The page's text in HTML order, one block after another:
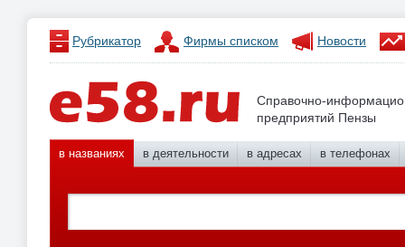
Рубрикатор Фирмы списком Новости
Справочно-
предприятий Пензы
в названиях в деятельности в адресах в телефонах